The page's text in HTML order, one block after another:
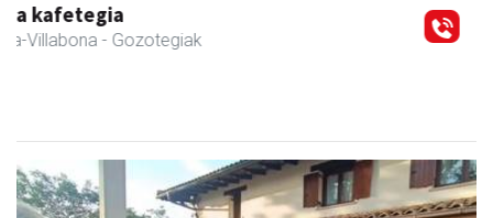
Arindu fisioterapia eta osteopatia
Amasa-Villabona - Fisioterapia